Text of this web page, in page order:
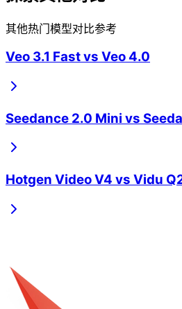
其他热门模型对比参考
Veo 3.1 Fastvs Veo 4.0
Seedance 2.0 Mini vs
Hotgen Video V4 vs Vidu